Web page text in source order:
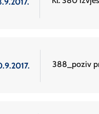
388_poziv